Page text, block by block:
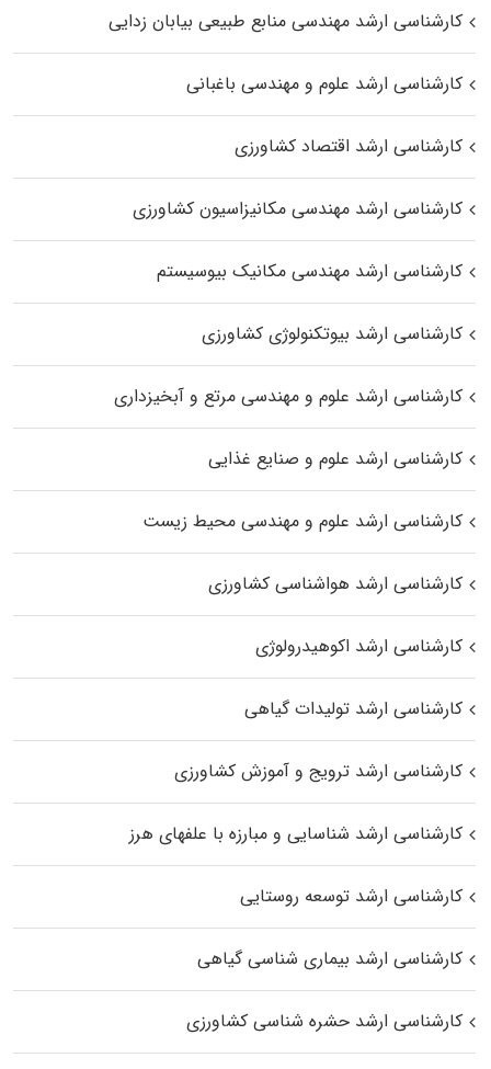
کارشناسی ارشد مهندسی منابع طبیعی بیابان زدایی
کارشناسی ارشد علوم و مهندسی باغبانی
کارشناسی ارشد اقتصاد کشاورزی
کارشناسی ارشد مهندسی مکانیزاسیون کشاورزی
کارشناسی ارشد مهندسی مکانیک بیوسیستم
کارشناسی ارشد بیوتکنولوژی کشاورزی
کارشناسی ارشد علوم و مهندسی مرتع و آبخیزداری
کارشناسی ارشد علوم و صنایع غذایی
کارشناسی ارشد علوم و مهندسی محیط زیست
کارشناسی ارشد هواشناسی کشاورزی
کارشناسی ارشد اکوهیدرولوژی
کارشناسی ارشد تولیدات گیاهی
کارشناسی ارشد ترویج و آموزش کشاورزی
کارشناسی ارشد شناسایی و مبارزه با علفهای هرز
کارشناسی ارشد توسعه روستایی
کارشناسی ارشد بیماری‌ شناسی گیاهی
کارشناسی ارشد حشره‌ شناسی کشاورزی